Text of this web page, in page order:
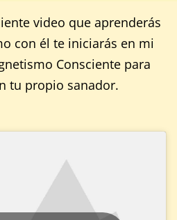
video que aprenderás
con él te iniciarás en mi
Consciente para
tu propio sanador.